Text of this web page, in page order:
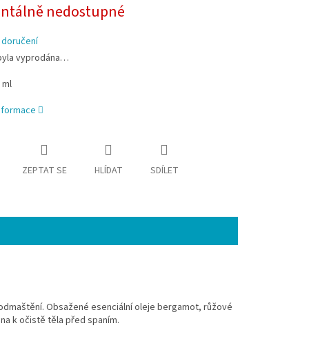
nedostupné
vyprodána…
ml
ZEPTAT SE HLÍDAT SDÍLET
Obsažené esenciální oleje bergamot, růžové
k očistě těla před spaním.